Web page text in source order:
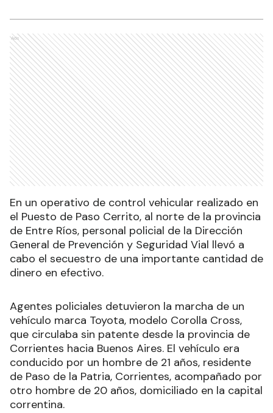
Ads
En un operativo de control vehicular realizado en
el Puesto de Paso Cerrito, al norte de la provincia
de Entre Ríos, personal policial de la Dirección
General de Prevención y Seguridad Vial llevó a
cabo el secuestro de una importante cantidad de
dinero en efectivo.
Agentes policiales detuvieron la marcha de un
vehículo marca Toyota, modelo Corolla Cross,
que circulaba sin patente desde la provincia de
Corrientes hacia Buenos Aires. El vehículo era
conducido por un hombre de 21 años, residente
de Paso de la Patria, Corrientes, acompañado por
otro hombre de 20 años, domiciliado en la capital
correntina.